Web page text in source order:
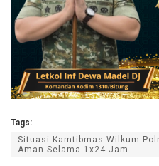
Tags:
Situasi Kamtibmas Wilkum
Aman Selama 1x24 Jam